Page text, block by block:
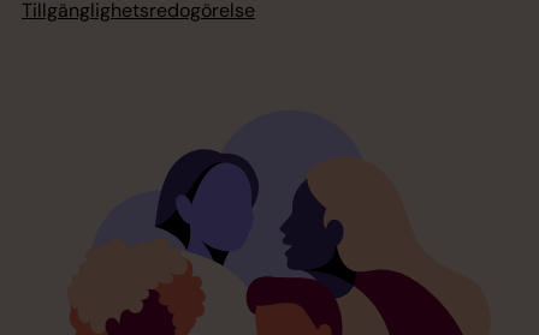
Tillgänglighetsredogörelse